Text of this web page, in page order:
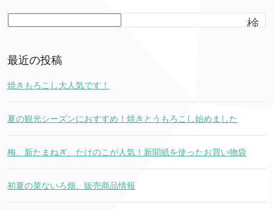
検
最近の投稿
焼きもろこし大人気です！
夏の観光シーズンにおすすめ！焼きとうもろこし始めました
梅、新たまねぎ、たけのこが人気！新聞紙を使ったお買い物袋
初夏の菜ないろ畑、販売商品情報